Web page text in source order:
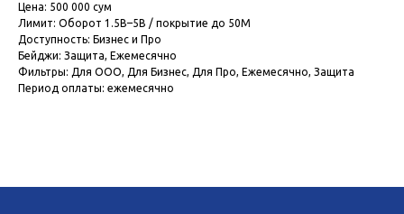
Цена: 500 000 сум
Лимит: Оборот 1.5B–5B / покрытие до 50M
Доступность: Бизнес и Про
Бейджи: Защита, Ежемесячно
Фильтры: Для ООО, Для Бизнес, Для Про, Ежемесячно, Защита
Период оплаты: ежемесячно